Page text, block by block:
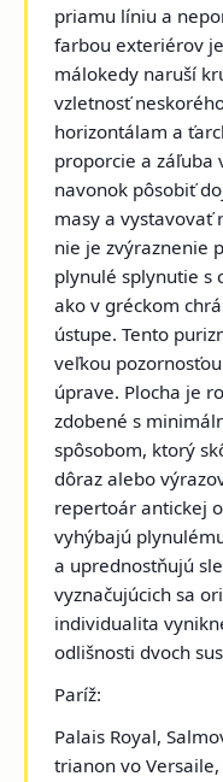
priamu líniu a
farbou exteriérov
málokedy naruší
vzletnosť
horizontálam a
proporcie a záľuba
navonok pôsobiť
masy a vystavovať
nie je zvýraznenie
plynulé splynutie s
ako v gréckom
ústupe. Tento
veľkou
úprave. Plocha je
zdobené s
spôsobom, ktorý
dôraz alebo
repertoár antickej
vyhýbajú
a uprednostňujú
vyznačujúcich sa
individualita
odlišnosti dvoch
Paríž:
Palais Royal,
trianon vo